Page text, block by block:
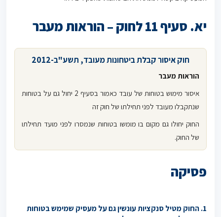
יא. סעיף 11 לחוק – הוראות מעבר
חוק איסור קבלת ביטחונות מעובד, תשע"ב-2012
הוראות מעבר
איסור מימוש בטוחות של עובד כאמור בסעיף 2 יחול גם על בטוחות
שנתקבלו מעובד לפני תחילתו של חוק זה
החוק יחולו גם מקום בו מומשו בטוחות שנמסרו לפני מועד תחילתו
של החוק.
פסיקה
1. החוק מטיל סנקציות עונשין גם על מעסיק שמימש בטוחות